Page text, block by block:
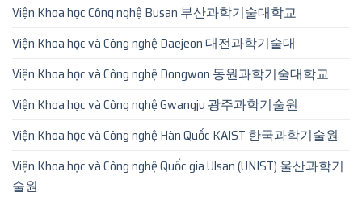
Viện Khoa học Công nghệ Busan 부산과학기술대학교
Viện Khoa học và Công nghệ Daejeon 대전과학기술대
Viện Khoa học và Công nghệ Dongwon 동원과학기술대학교
Viện Khoa học và Công nghệ Gwangju 광주과학기술원
Viện Khoa học và Công nghệ Hàn Quốc KAIST 한국과학기술원
Viện Khoa học và Công nghệ Quốc gia Ulsan (UNIST) 울산과학기
술원